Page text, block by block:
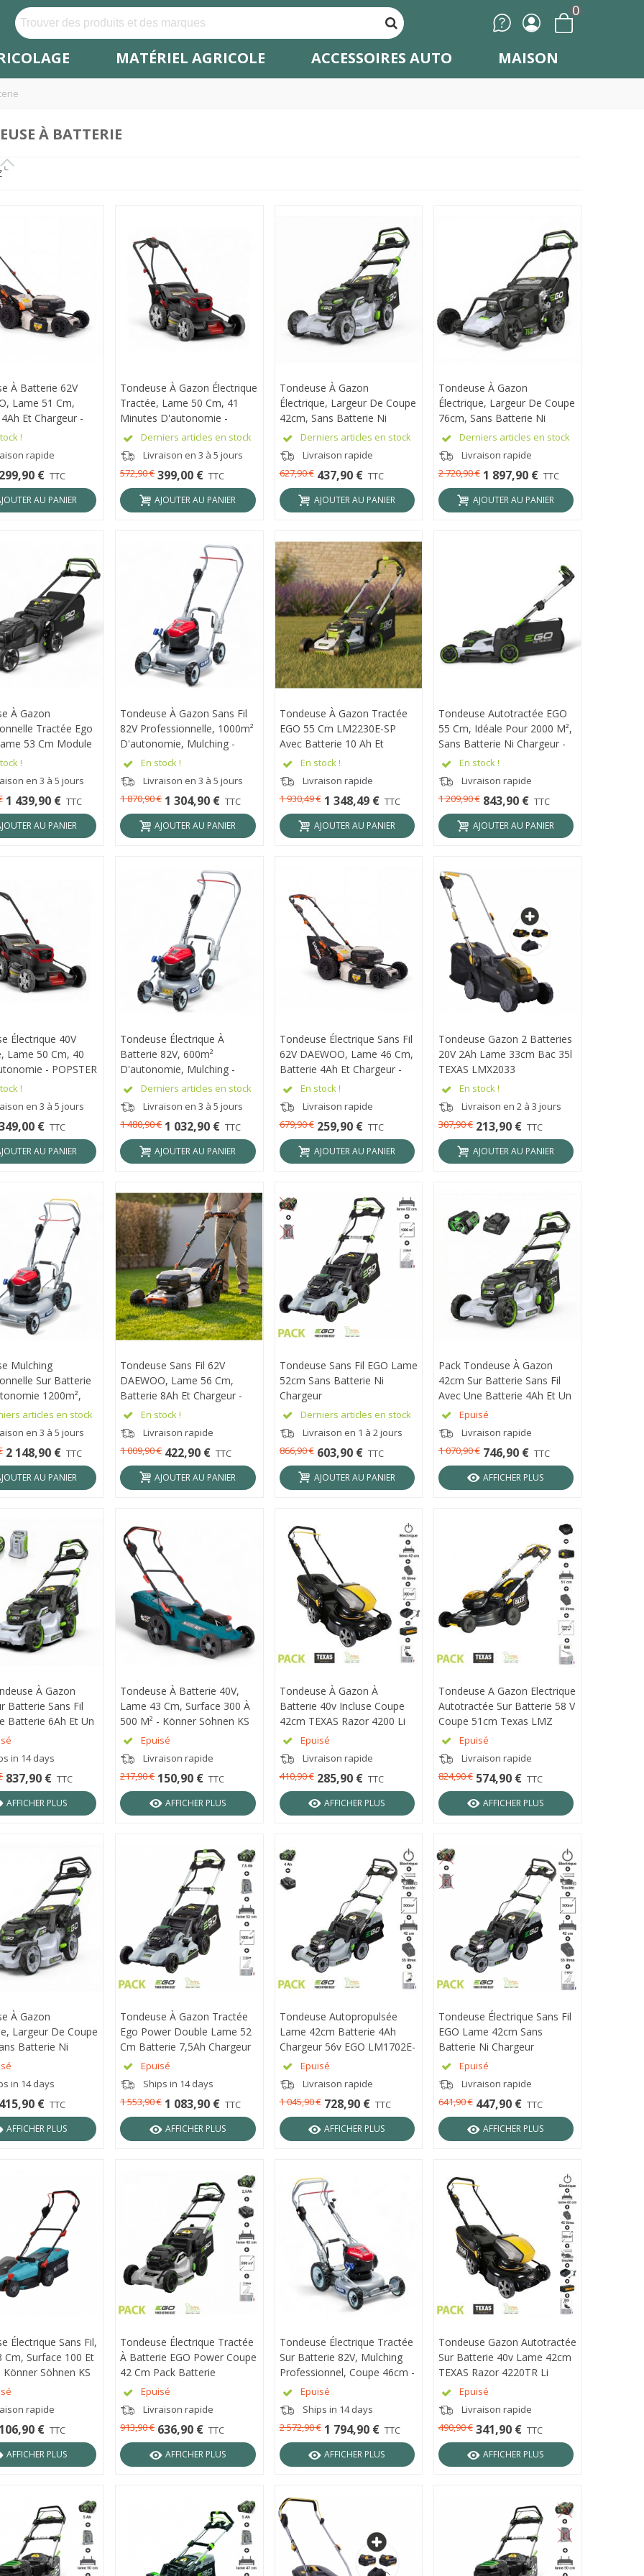
0
MATÉRIEL AGRICOLE ACCESSOIRES AUTO MAISON
À BATTERIE
RAPIDE
À Batterie 62V
Lame 51 Cm,
Et Chargeur -
20SP-K1
!
rapide
299,90 € TTC
AU PANIER
APERÇU RAPIDE
Tondeuse À Gazon Électrique
Tractée, Lame 50 Cm, 41
Minutes D'autonomie -
POPSTER BLM236H-S21
PACK
Derniers articles en stock
Livraison en 3 à 5 jours
399,00 € TTC
572,90 €
AJOUTER AU PANIER
APERÇU RAPIDE
Tondeuse À Gazon
Électrique, Largeur De Coupe
42cm, Sans Batterie Ni
Chargeur - Ego Power+
LM1710E
Derniers articles en stock
Livraison rapide
437,90 € TTC
627,90 €
AJOUTER AU PANIER
APERÇU RAPIDE
Tondeuse À Gazon
Électrique, Largeur De Coupe
76cm, Sans Batterie Ni
Chargeur - Ego Power+
LMX7600SP
Derniers articles en stock
Livraison rapide
1 897,90 € TTC
2 720,90 €
AJOUTER AU PANIER
RAPIDE
À Gazon
Tractée Ego
53 Cm Module
Carter Métal
SP
!
en 3 à 5 jours
1 439,90 € TTC
AU PANIER
APERÇU RAPIDE
Tondeuse À Gazon Sans Fil
82V Professionnelle, 1000m²
D'autonomie, Mulching -
GRIN BM46-82V
En stock !
Livraison en 3 à 5 jours
1 304,90 € TTC
1 870,90 €
AJOUTER AU PANIER
APERÇU RAPIDE
Tondeuse À Gazon Tractée
EGO 55 Cm LM2230E-SP
Avec Batterie 10 Ah Et
Chargeur Rapide - LM2236E-
SP
En stock !
Livraison rapide
1 348,49 € TTC
1 930,49 €
AJOUTER AU PANIER
APERÇU RAPIDE
Tondeuse Autotractée EGO
55 Cm, Idéale Pour 2000 M²,
Sans Batterie Ni Chargeur -
LM2230E-SP
En stock !
Livraison rapide
843,90 € TTC
1 209,90 €
AJOUTER AU PANIER
RAPIDE
Électrique 40V
Lame 50 Cm, 40
- POPSTER
21 PAC
!
en 3 à 5 jours
€ TTC
AU PANIER
APERÇU RAPIDE
Tondeuse Électrique À
Batterie 82V, 600m²
D'autonomie, Mulching -
GRIN BM37-82V
Derniers articles en stock
Livraison en 3 à 5 jours
1 032,90 € TTC
1 480,90 €
AJOUTER AU PANIER
APERÇU RAPIDE
Tondeuse Électrique Sans Fil
62V DAEWOO, Lame 46 Cm,
Batterie 4Ah Et Chargeur -
DALLM62-18SP-K1
En stock !
Livraison rapide
259,90 € TTC
679,90 €
AJOUTER AU PANIER
APERÇU RAPIDE
Tondeuse Gazon 2 Batteries
20V 2Ah Lame 33cm Bac 35l
TEXAS LMX2033
En stock !
Livraison en 2 à 3 jours
213,90 € TTC
307,90 €
AJOUTER AU PANIER
RAPIDE
Mulching
Sur Batterie
1200m²,
- GRIN BM53A-
articles en stock
en 3 à 5 jours
2 148,90 € TTC
AU PANIER
APERÇU RAPIDE
Tondeuse Sans Fil 62V
DAEWOO, Lame 56 Cm,
Batterie 8Ah Et Chargeur -
DALLM62-22SP-K1
En stock !
Livraison rapide
422,90 € TTC
1 009,90 €
AJOUTER AU PANIER
APERÇU RAPIDE
Tondeuse Sans Fil EGO Lame
52cm Sans Batterie Ni
Chargeur
Derniers articles en stock
Livraison en 1 à 2 jours
603,90 € TTC
866,90 €
AJOUTER AU PANIER
APERÇU RAPIDE
Pack Tondeuse À Gazon
42cm Sur Batterie Sans Fil
Avec Une Batterie 4Ah Et Un
Chargeur Rapide - Ego
Epuisé
Livraison rapide
746,90 € TTC
1 070,90 €
AFFICHER PLUS
RAPIDEÀ Gazon
Batterie Sans Fil
Batterie 6Ah Et Un
Rapide - Ego
in 14 days
837,90 € TTC
AFFICHER PLUS
APERÇU RAPIDE
Tondeuse À Batterie 40V,
Lame 43 Cm, Surface 300 À
500 M² - Könner Söhnen KS
43LM-40V
Epuisé
Livraison rapide
150,90 € TTC
217,90 €
AFFICHER PLUS
APERÇU RAPIDE
Tondeuse À Gazon À
Batterie 40v Incluse Coupe
42cm TEXAS Razor 4200 Li
Epuisé
Livraison rapide
285,90 € TTC
410,90 €
AFFICHER PLUS
APERÇU RAPIDE
Tondeuse A Gazon Electrique
Autotractée Sur Batterie 58 V
Coupe 51cm Texas LMZ
5800TR Chargeur Et Batterie
Epuisé
Livraison rapide
574,90 € TTC
824,90 €
AFFICHER PLUS
RAPIDE
À Gazon
Largeur De Coupe
Batterie Ni
- Ego Power+
in 14 days
415,90 € TTC
AFFICHER PLUS
APERÇU RAPIDE
Tondeuse À Gazon Tractée
Ego Power Double Lame 52
Cm Batterie 7,5Ah Chargeur
Rapide Inclus LM2135E-SP
Epuisé
Ships in 14 days
1 083,90 € TTC
1 553,90 €
AFFICHER PLUS
APERÇU RAPIDE
Tondeuse Autopropulsée
Lame 42cm Batterie 4Ah
Chargeur 56v EGO LM1702E-
SP
Epuisé
Livraison rapide
728,90 € TTC
1 045,90 €
AFFICHER PLUS
APERÇU RAPIDE
Tondeuse Électrique Sans Fil
EGO Lame 42cm Sans
Batterie Ni Chargeur
Epuisé
Livraison rapide
447,90 € TTC
641,90 €
AFFICHER PLUS
RAPIDE
Électrique Sans Fil,
Cm, Surface 100 Et
Könner Söhnen KS
rapide
106,90 € TTC
AFFICHER PLUS
APERÇU RAPIDE
Tondeuse Électrique Tractée
À Batterie EGO Power Coupe
42 Cm Pack Batterie
Chargeur - LM1701E-SP
Epuisé
Livraison rapide
636,90 € TTC
913,90 €
AFFICHER PLUS
APERÇU RAPIDE
Tondeuse Électrique Tractée
Sur Batterie 82V, Mulching
Professionnel, Coupe 46cm -
GRIN BM46A-82V
Epuisé
Ships in 14 days
1 794,90 € TTC
2 572,90 €
AFFICHER PLUS
APERÇU RAPIDE
Tondeuse Gazon Autotractée
Sur Batterie 40v Lame 42cm
TEXAS Razor 4220TR Li
Epuisé
Livraison rapide
341,90 € TTC
490,90 €
AFFICHER PLUS